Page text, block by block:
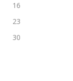
16
23
30